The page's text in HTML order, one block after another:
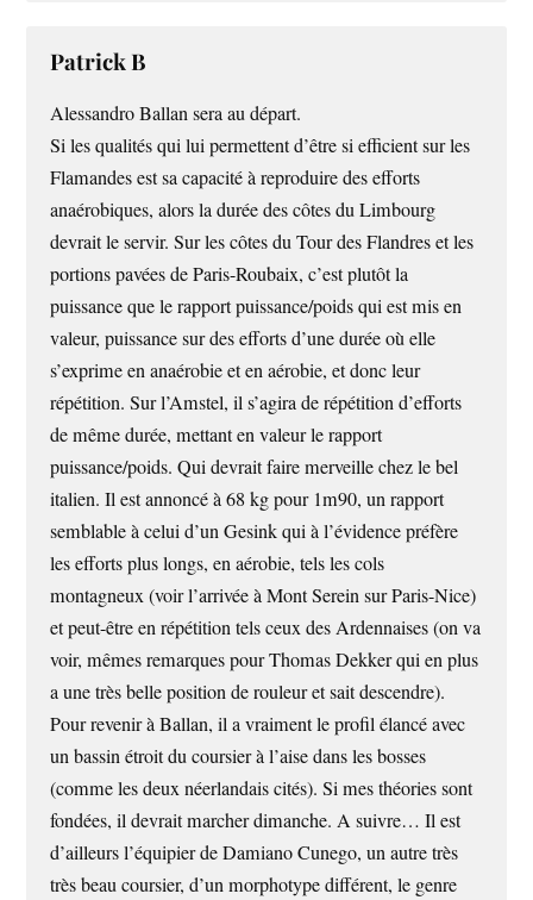
Patrick B
Alessandro Ballan sera au départ.
Si les qualités qui lui permettent d’être si efficient sur les
Flamandes est sa capacité à reproduire des efforts
anaérobiques, alors la durée des côtes du Limbourg
devrait le servir. Sur les côtes du Tour des Flandres et les
portions pavées de Paris-Roubaix, c’est plutôt la
puissance que le rapport puissance/poids qui est mis en
valeur, puissance sur des efforts d’une durée où elle
s’exprime en anaérobie et en aérobie, et donc leur
répétition. Sur l’Amstel, il s’agira de répétition d’efforts
de même durée, mettant en valeur le rapport
puissance/poids. Qui devrait faire merveille chez le bel
italien. Il est annoncé à 68 kg pour 1m90, un rapport
semblable à celui d’un Gesink qui à l’évidence préfère
les efforts plus longs, en aérobie, tels les cols
montagneux (voir l’arrivée à Mont Serein sur Paris-Nice)
et peut-être en répétition tels ceux des Ardennaises (on va
voir, mêmes remarques pour Thomas Dekker qui en plus
a une très belle position de rouleur et sait descendre).
Pour revenir à Ballan, il a vraiment le profil élancé avec
un bassin étroit du coursier à l’aise dans les bosses
(comme les deux néerlandais cités). Si mes théories sont
fondées, il devrait marcher dimanche. A suivre… Il est
d’ailleurs l’équipier de Damiano Cunego, un autre très
très beau coursier, d’un morphotype différent, le genre